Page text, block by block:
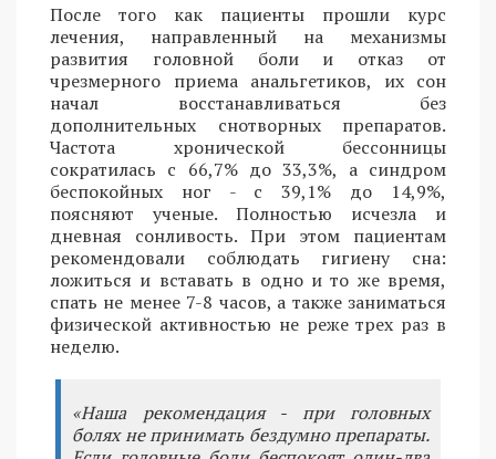
После того как пациенты прошли курс
лечения, направленный на механизмы
развития головной боли и отказ от
чрезмерного приема анальгетиков, их сон
начал восстанавливаться без
дополнительных снотворных препаратов.
Частота хронической бессонницы
сократилась с 66,7% до 33,3%, а синдром
беспокойных ног - с 39,1% до 14,9%,
поясняют ученые. Полностью исчезла и
дневная сонливость. При этом пациентам
рекомендовали соблюдать гигиену сна:
ложиться и вставать в одно и то же время,
спать не менее 7-8 часов, а также заниматься
физической активностью не реже трех раз в
неделю.
«Наша рекомендация - при головных
болях не принимать бездумно препараты.